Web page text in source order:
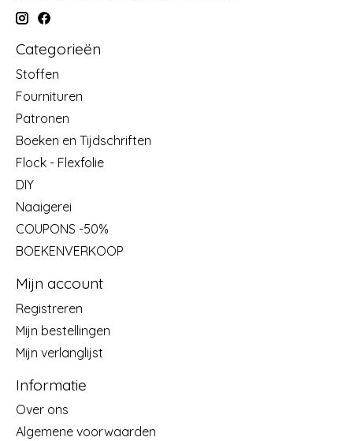
Categorieën
Stoffen
Fournituren
Patronen
Boeken en Tijdschriften
Flock - Flexfolie
DIY
Naaigerei
COUPONS -50%
BOEKENVERKOOP
Mijn account
Registreren
Mijn bestellingen
Mijn verlanglijst
Informatie
Over ons
Algemene voorwaarden